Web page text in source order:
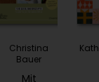
Christina
Bauer
Mit